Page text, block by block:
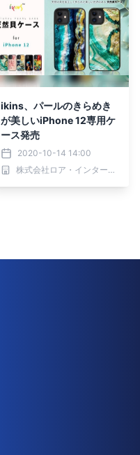
ikins、パールのきらめき
が美しいiPhone 12専用ケ
ース発売
2020-10-14 14:00
株式会社ロア・インターナショナル